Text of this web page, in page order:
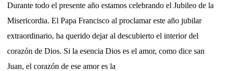
Durante todo el presente año estamos celebrando el Jubileo de la
Misericordia. El Papa Francisco al proclamar este año jubilar
extraordinario, ha querido dejar al descubierto el interior del
corazón de Dios. Si la esencia Dios es el amor, como dice san
Juan, el corazón de ese amor es la